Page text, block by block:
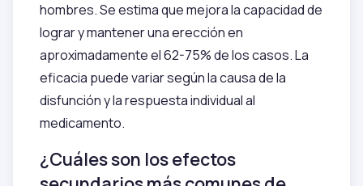
hombres. Se estima que mejora la capacidad de
lograr y mantener una erección en
aproximadamente el 62-75% de los casos. La
eficacia puede variar según la causa de la
disfunción y la respuesta individual al
medicamento.
¿Cuáles son los efectos